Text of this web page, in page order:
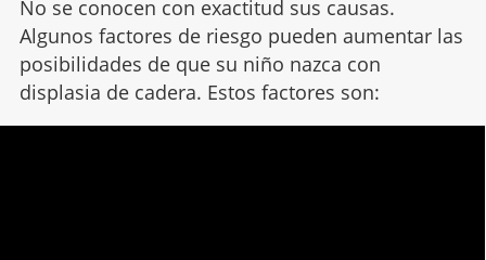
No se conocen con exactitud sus causas.
Algunos factores de riesgo pueden aumentar las
posibilidades de que su niño nazca con
displasia de cadera. Estos factores son: